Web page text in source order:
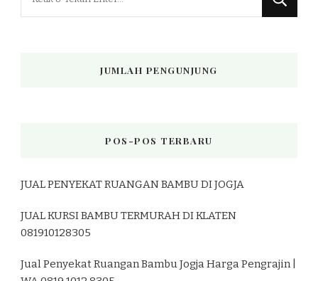
JUMLAH PENGUNJUNG
POS-POS TERBARU
JUAL PENYEKAT RUANGAN BAMBU DI JOGJA
JUAL KURSI BAMBU TERMURAH DI KLATEN
081910128305
Jual Penyekat Ruangan Bambu Jogja Harga Pengrajin |